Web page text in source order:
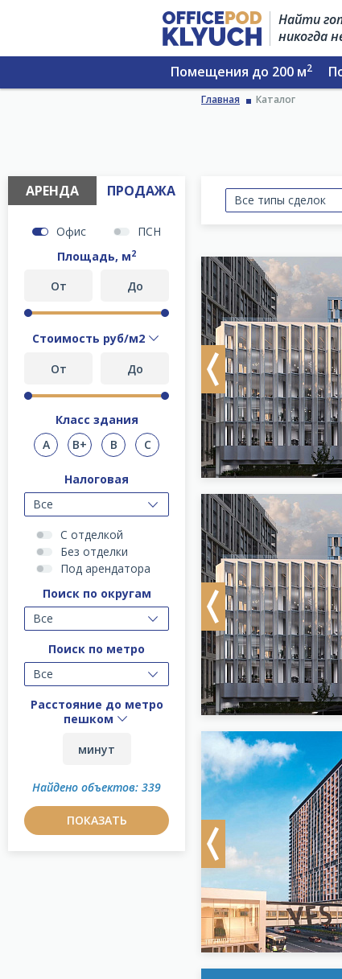
Найти
никогда
Помещения до 200 м2
Главная Каталог
АРЕНДА ПРОДАЖА
Офис
ПСН
Площадь, м2
Стоимость руб/м2
Класс здания
A
B+ B C
Налоговая
Все
С отделкой
Без отделки
Под арендатора
Поиск по округам
Все
Поиск по метро
Все
Расстояние до метро
пешком
Найдено объектов: 339
ПОКАЗАТЬ
Все типы сделок
Previous
Previous
Previous